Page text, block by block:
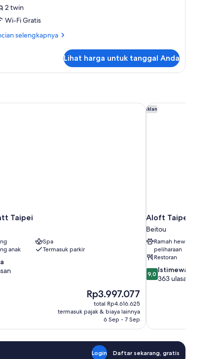
2 twin
Wi-Fi Gratis
selengkapnya
Lihat harga untuk tanggal Anda
Taipei
Spa
anak
Termasuk parkir
Harga
sekarang
Rp3.997.077
Rp3.997.077
total Rp4.616.625
termasuk pajak & biaya lainnya
6 Sep - 7 Sep
Taipei Iklan
Aloft Taipei Beitou
Beitou
Ramah hewan
peliharaan
Restoran
9.0
dari
9,0 Istimewa
363 ulasan
Aloft Taipei Beitou
Login Daftar sekarang, gratis